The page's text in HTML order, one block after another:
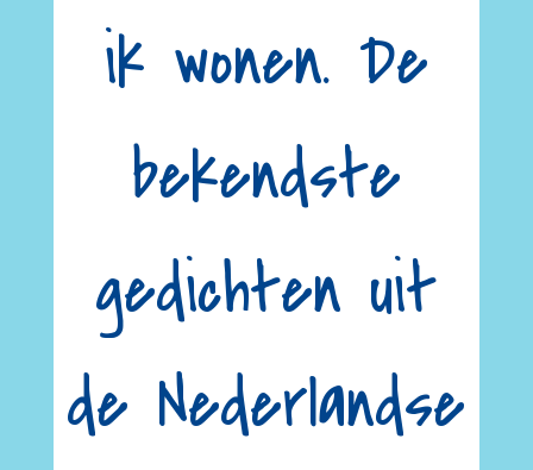
ik wonen. De
bekendste
gedichten uit
de Nederlandse